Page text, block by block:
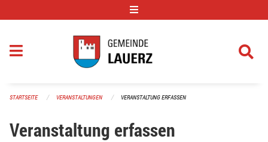
STARTSEITE VERANSTALTUNGEN VERANSTALTUNG ERFASSEN
Veranstaltung erfassen